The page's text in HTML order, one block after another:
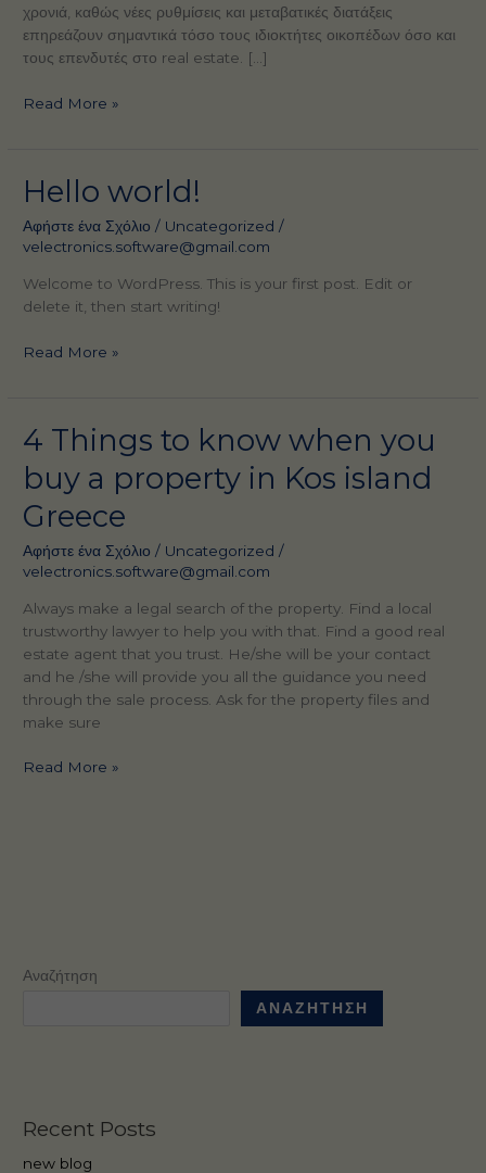
Αναζήτηση
ΑΝΑΖΉΤΗΣΗ
Recent Posts
new blog
χρονιά, καθώς νέες ρυθμίσεις και μεταβατικές διατάξεις
επηρεάζουν σημαντικά τόσο τους ιδιοκτήτες οικοπέδων όσο και
τους επενδυτές στο real estate. […]
new
Read More »
Hello world!
Αφήστε ένα Σχόλιο / Uncategorized /
velectronics.software@gmail.com
Welcome to WordPress. This is your first post. Edit or
delete it, then start writing!
Hello
Read More »
4 Things to know when you
buy a property in Kos island
Greece
Αφήστε ένα Σχόλιο / Uncategorized /
velectronics.software@gmail.com
Always make a legal search of the property. Find a local
trustworthy lawyer to help you with that. Find a good real
estate agent that you trust. He/she will be your contact
and he /she will provide you all the guidance you need
through the sale process. Ask for the property files and
make sure
4
in
Read More »